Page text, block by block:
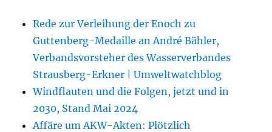
Rede zur Verleihung der Enoch zu
Guttenberg-Medaille an André Bähler,
Verbandsvorsteher des Wasserverbandes
Strausberg-Erkner | Umweltwatchblog
Windflauten und die Folgen, jetzt und in
2030, Stand Mai 2024
Affäre um AKW-Akten: Plötzlich